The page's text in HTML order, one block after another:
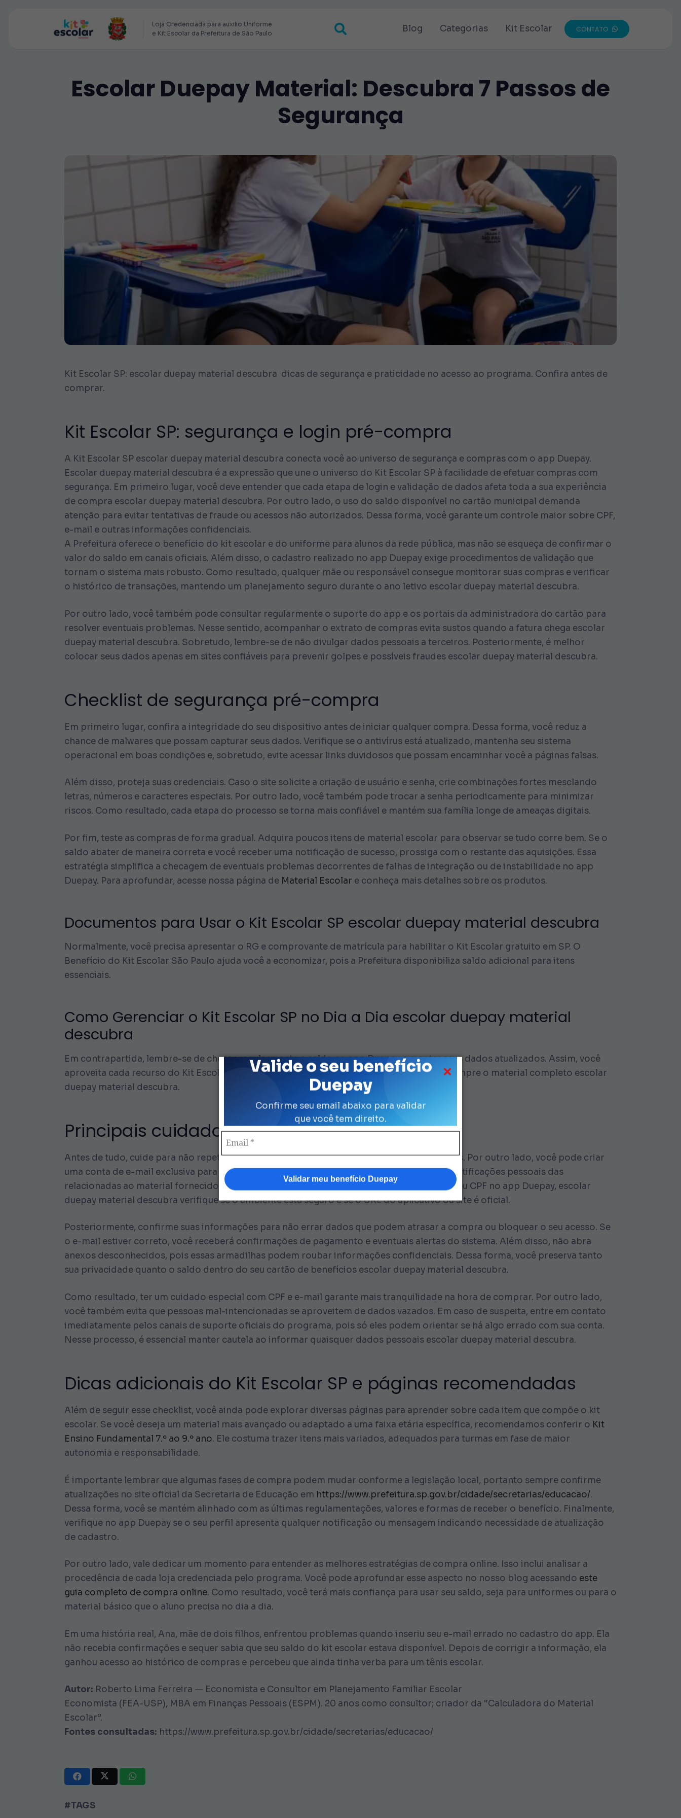
Valide o seu benefício
Duepay
Confirme seu email abaixo para validar
que você tem direito.
Validar meu benefício Duepay
Loja Credenciada para auxilio Uniforme
e Kit Escolar da Prefeitura de São Paulo
Blog Categorias Kit Escolar CONTATO
Escolar Duepay Material: Descubra 7 Passos de
Segurança
Kit Escolar SP: escolar duepay material descubra dicas de segurança e praticidade no acesso ao programa. Confira antes de
comprar.
Kit Escolar SP: segurança e login pré-compra
A Kit Escolar SP escolar duepay material descubra conecta você ao universo de segurança e compras com o app Duepay.
Escolar duepay material descubra é a expressão que une o universo do Kit Escolar SP à facilidade de efetuar compras com
segurança. Em primeiro lugar, você deve entender que cada etapa de login e validação de dados afeta toda a sua experiência
de compra escolar duepay material descubra. Por outro lado, o uso do saldo disponível no cartão municipal demanda
atenção para evitar tentativas de fraude ou acessos não autorizados. Dessa forma, você garante um controle maior sobre CPF,
e-mail e outras informações confidenciais.
A Prefeitura oferece o benefício do kit escolar e do uniforme para alunos da rede pública, mas não se esqueça de confirmar o
valor do saldo em canais oficiais. Além disso, o cadastro realizado no app Duepay exige procedimentos de validação que
tornam o sistema mais robusto. Como resultado, qualquer mãe ou responsável consegue monitorar suas compras e verificar
o histórico de transações, mantendo um planejamento seguro durante o ano letivo escolar duepay material descubra.
Por outro lado, você também pode consultar regularmente o suporte do app e os portais da administradora do cartão para
resolver eventuais problemas. Nesse sentido, acompanhar o extrato de compras evita sustos quando a fatura chega escolar
duepay material descubra. Sobretudo, lembre-se de não divulgar dados pessoais a terceiros. Posteriormente, é melhor
colocar seus dados apenas em sites confiáveis para prevenir golpes e possíveis fraudes escolar duepay material descubra.
Checklist de segurança pré-compra
Em primeiro lugar, confira a integridade do seu dispositivo antes de iniciar qualquer compra. Dessa forma, você reduz a
chance de malwares que possam capturar seus dados. Verifique se o antivírus está atualizado, mantenha seu sistema
operacional em boas condições e, sobretudo, evite acessar links duvidosos que possam encaminhar você a páginas falsas.
Além disso, proteja suas credenciais. Caso o site solicite a criação de usuário e senha, crie combinações fortes mesclando
letras, números e caracteres especiais. Por outro lado, você também pode trocar a senha periodicamente para minimizar
riscos. Como resultado, cada etapa do processo se torna mais confiável e mantém sua família longe de ameaças digitais.
Por fim, teste as compras de forma gradual. Adquira poucos itens de material escolar para observar se tudo corre bem. Se o
saldo abater de maneira correta e você receber uma notificação de sucesso, prossiga com o restante das aquisições. Essa
estratégia simplifica a checagem de eventuais problemas decorrentes de falhas de integração ou de instabilidade no app
Duepay. Para aprofundar, acesse nossa página de Material Escolar e conheça mais detalhes sobre os produtos.
Documentos para Usar o Kit Escolar SP escolar duepay material descubra
Normalmente, você precisa apresentar o RG e comprovante de matrícula para habilitar o Kit Escolar gratuito em SP. O
Benefício do Kit Escolar São Paulo ajuda você a economizar, pois a Prefeitura disponibiliza saldo adicional para itens
essenciais.
Como Gerenciar o Kit Escolar SP no Dia a Dia escolar duepay material
descubra
Em contrapartida, lembre-se de checar regularmente o saldo no app Duepay e manter seus dados atualizados. Assim, você
aproveita cada recurso do Kit Escolar SP sem surpresas, garantindo que seu filho tenha sempre o material completo escolar
duepay material descubra.
Principais cuidados ao inserir CPF e e-mail
Antes de tudo, cuide para não repetir o uso do mesmo e-mail em cadastros desconhecidos. Por outro lado, você pode criar
uma conta de e-mail exclusiva para o aplicativo do kit escolar. Dessa forma, você separa notificações pessoais das
relacionadas ao material fornecido pela Prefeitura. Além disso, cada vez que você inserir seu CPF no app Duepay, escolar
duepay material descubra verifique se o ambiente está seguro e se o URL do aplicativo ou site é oficial.
Posteriormente, confirme suas informações para não errar dados que podem atrasar a compra ou bloquear o seu acesso. Se
o e-mail estiver correto, você receberá confirmações de pagamento e eventuais alertas do sistema. Além disso, não abra
anexos desconhecidos, pois essas armadilhas podem roubar informações confidenciais. Dessa forma, você preserva tanto
sua privacidade quanto o saldo dentro do seu cartão de benefícios escolar duepay material descubra.
Como resultado, ter um cuidado especial com CPF e e-mail garante mais tranquilidade na hora de comprar. Por outro lado,
você também evita que pessoas mal-intencionadas se aproveitem de dados vazados. Em caso de suspeita, entre em contato
imediatamente pelos canais de suporte oficiais do programa, pois só eles podem orientar se há algo errado com sua conta.
Nesse processo, é essencial manter cautela ao informar quaisquer dados pessoais escolar duepay material descubra.
Dicas adicionais do Kit Escolar SP e páginas recomendadas
Além de seguir esse checklist, você ainda pode explorar diversas páginas para aprender sobre cada item que compõe o kit
escolar. Se você deseja um material mais avançado ou adaptado a uma faixa etária específica, recomendamos conferir o Kit
Ensino Fundamental 7.º ao 9.º ano. Ele costuma trazer itens mais variados, adequados para turmas em fase de maior
autonomia e responsabilidade.
É importante lembrar que algumas fases de compra podem mudar conforme a legislação local, portanto sempre confirme
atualizações no site oficial da Secretaria de Educação em https://www.prefeitura.sp.gov.br/cidade/secretarias/educacao/.
Dessa forma, você se mantém alinhado com as últimas regulamentações, valores e formas de receber o benefício. Finalmente,
verifique no app Duepay se o seu perfil apresenta qualquer notificação ou mensagem indicando necessidade de atualização
de cadastro.
Por outro lado, vale dedicar um momento para entender as melhores estratégias de compra online. Isso inclui analisar a
procedência de cada loja credenciada pelo programa. Você pode aprofundar esse aspecto no nosso blog acessando este
guia completo de compra online. Como resultado, você terá mais confiança para usar seu saldo, seja para uniformes ou para o
material básico que o aluno precisa no dia a dia.
Em uma história real, Ana, mãe de dois filhos, enfrentou problemas quando inseriu seu e-mail errado no cadastro do app. Ela
não recebia confirmações e sequer sabia que seu saldo do kit escolar estava disponível. Depois de corrigir a informação, ela
ganhou acesso ao histórico de compras e percebeu que ainda tinha verba para um tênis escolar.
Autor: Roberto Lima Ferreira — Economista e Consultor em Planejamento Familiar Escolar
Economista (FEA-USP), MBA em Finanças Pessoais (ESPM). 20 anos como consultor; criador da “Calculadora do Material
Escolar”.
Fontes consultadas: https://www.prefeitura.sp.gov.br/cidade/secretarias/educacao/
#TAGS